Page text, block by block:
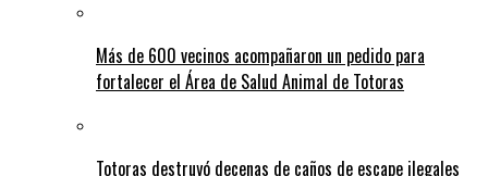
Más de 600 vecinos acompañaron un pedido para
fortalecer el Área de Salud Animal de Totoras
Totoras destruyó decenas de caños de escape ilegales